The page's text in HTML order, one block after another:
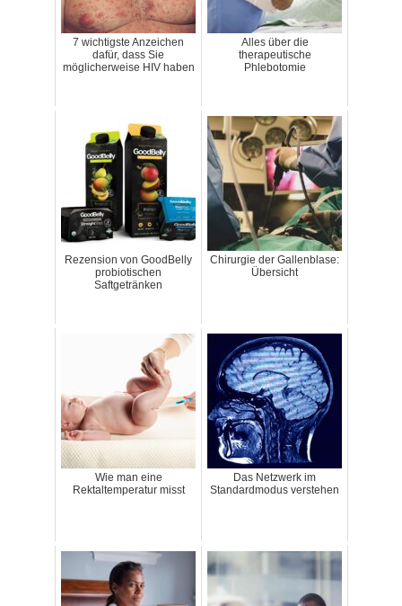
7 wichtigste Anzeichen
dafür, dass Sie
möglicherweise HIV haben
Alles über die
therapeutische
Phlebotomie
Rezension von GoodBelly
probiotischen
Saftgetränken
Chirurgie der Gallenblase:
Übersicht
Wie man eine
Rektaltemperatur misst
Das Netzwerk im
Standardmodus verstehen